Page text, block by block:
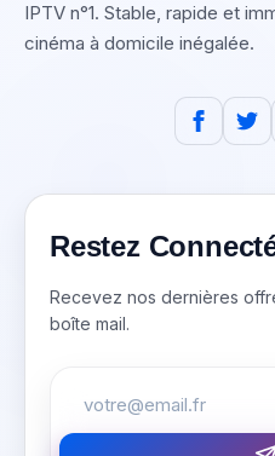
IPTV n°1. Stable, rapide et
cinéma à domicile inégalée.
Restez
Recevez nos dernières
boîte mail.